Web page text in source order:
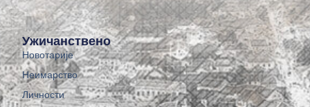
Ужичанствено
Новотарије
Неимарство
Личности